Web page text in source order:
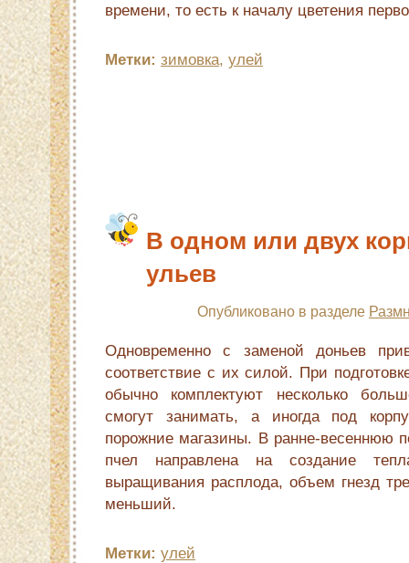
времени, то есть к началу цветения
Метки: зимовка, улей
В одном или двух
ульев
Опубликовано в разделе
Одновременно с заме­ной доньев
соответствие с их силой. При
обычно комплектуют несколько
смогут занимать, а иногда под
порожние магазины. В ранне-весеннюю
пчел направлена на соз­дание
выращивания расплода, объ­ем гнезд
меньший.
Метки: улей